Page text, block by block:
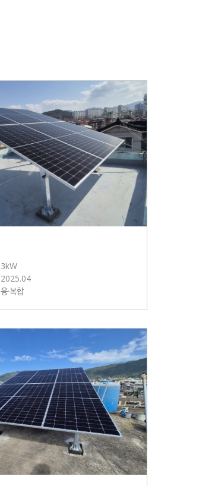
3kW
2025.04
융·복합